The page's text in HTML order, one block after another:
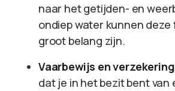
naar het getijden- en
ondiep water kunnen
groot belang zijn.
Vaarbewijs en verzekering
dat je in het bezit bent van